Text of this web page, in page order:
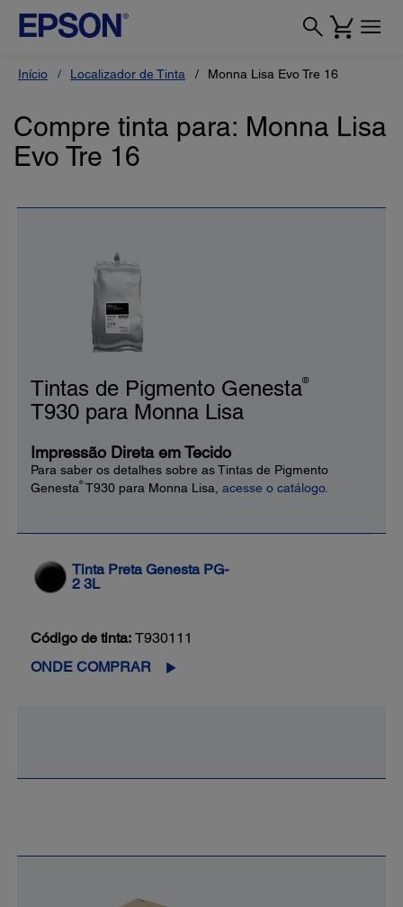
Início Localizador de Tinta Monna Lisa Evo Tre 16
Compre tinta para: Monna Lisa
Evo Tre 16
Tintas de Pigmento Genesta®
T930 para Monna Lisa
Impressão Direta em Tecido
Para saber os detalhes sobre as Tintas de Pigmento
Genesta®T930 para Monna Lisa, acesse o catálogo.
Tinta Preta Genesta PG-
2 3L
Código de tinta: T930111
ONDE COMPRAR